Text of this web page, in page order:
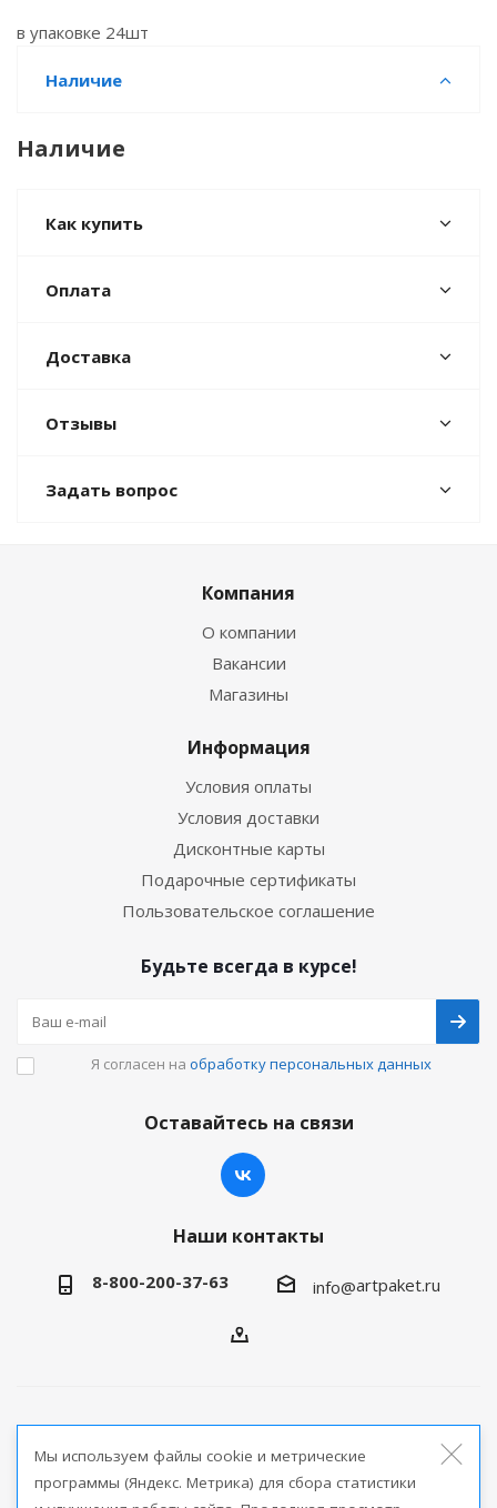
в упаковке 24шт
Наличие
Наличие
Как купить
Оплата
Доставка
Отзывы
Задать вопрос
Компания
О компании
Вакансии
Магазины
Информация
Условия оплаты
Условия доставки
Дисконтные карты
Подарочные сертификаты
Пользовательское соглашение
Будьте всегда в курсе!
Я согласен на обработку персональных данных
Оставайтесь на связи
Наши контакты
8-800-200-37-63 info@artpaket.ru
продукции
Мы используем файлы cookie и метрические
программы (Яндекс. Метрика) для сбора статистики